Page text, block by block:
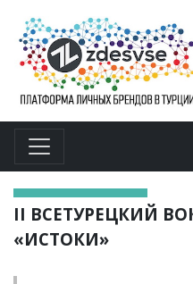
II ВСЕТУРЕЦКИЙ
«ИСТОКИ»